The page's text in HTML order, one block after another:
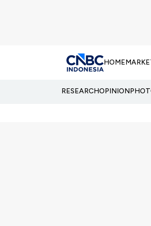
HOME
RESEARCHOPINION